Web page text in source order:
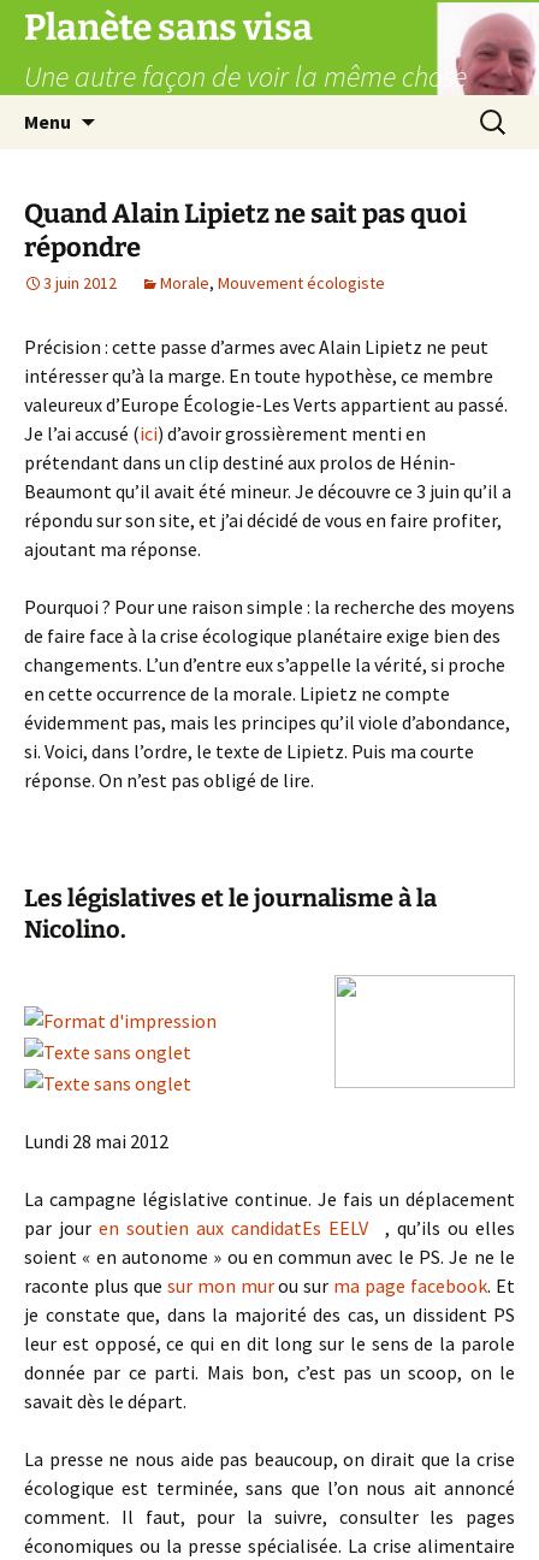
Aller
contenu
Planète sans visa
Une autre façon de voir la même chose
Menu
Quand Alain Lipietz ne sait pas quoi
répondre
3 juin 2012 Morale, Mouvement écologiste
Précision : cette passe d’armes avec Alain Lipietz ne peut
intéresser qu’à la marge. En toute hypothèse, ce membre
valeureux d’Europe Écologie-Les Verts appartient au passé.
Je l’ai accusé (ici) d’avoir grossièrement menti en
prétendant dans un clip destiné aux prolos de Hénin-
Beaumont qu’il avait été mineur. Je découvre ce 3 juin qu’il a
répondu sur son site, et j’ai décidé de vous en faire profiter,
ajoutant ma réponse.
Pourquoi ? Pour une raison simple : la recherche des moyens
de faire face à la crise écologique planétaire exige bien des
changements. L’un d’entre eux s’appelle la vérité, si proche
en cette occurrence de la morale. Lipietz ne compte
évidemment pas, mais les principes qu’il viole d’abondance,
si. Voici, dans l’ordre, le texte de Lipietz. Puis ma courte
réponse. On n’est pas obligé de lire.
Les législatives et le journalisme à la
Nicolino.
Lundi 28 mai 2012
La campagne législative continue. Je fais un déplacement
par jour en soutien aux candidatEs EELV
, qu’ils ou elles
soient « en autonome » ou en commun avec le PS. Je ne le
raconte plus que sur mon murou sur ma page facebook. Et
je constate que, dans la majorité des cas, un dissident PS
leur est opposé, ce qui en dit long sur le sens de la parole
donnée par ce parti. Mais bon, c’est pas un scoop, on le
savait dès le départ.
La presse ne nous aide pas beaucoup, on dirait que la crise
écologique est terminée, sans que l’on nous ait annoncé
comment. Il faut, pour la suivre, consulter les pages
économiques ou la presse spécialisée. La crise alimentaire